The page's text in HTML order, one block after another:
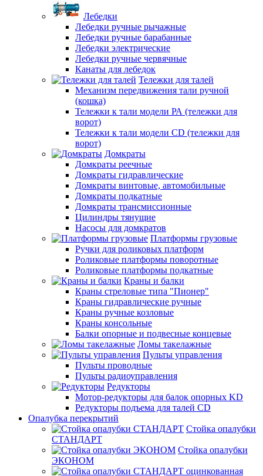
Лебедки
Лебедки ручные рычажные
Лебедки ручные барабанные
Лебедки электрические
Лебедки ручные червячные
Канаты для лебедок
Тележки для талей
Механизм передвижения тали ручной
(кошка)
Тележки к тали модели РА (тележки для
ворот)
Тележки к тали модели CD (тележки для
ворот)
Домкраты
Домкраты реечные
Домкраты гидравлические
Домкраты винтовые, автомобильные
Домкраты подкатные
Домкраты трансмиссионные
Цилиндры тянущие
Насосы для домкратов
Платформы грузовые
Ручки для роликовых платформ
Роликовые платформы поворотные
Роликовые платформы подкатные
Краны и балки
Краны стреловые типа "Пионер"
Краны гидравлические ручные
Краны ручные козловые
Краны консольные
Балки опорные и подвесные концевые
Ломы такелажные
Пульты управления
Пульты проводные
Пульты радиоуправления
Редукторы
Мотор-редукторы для балок опорных KD
Редукторы подъема для талей CD
Опалубка перекрытий
Стойка опалубки
СТАНДАРТ
Стойка опалубки
ЭКОНОМ